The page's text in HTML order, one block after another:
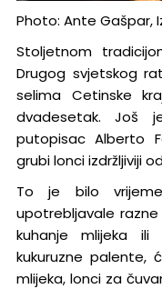
Photo: Ante Gašpar,
Stoljetnom
Drugog svjetskog
selima Cetinske
dvadesetak. Još
putopisac Alberto
grubi lonci izdržljiviji
To je bilo
upotrebljavale
kuhanje mlijeka
kukuruzne palente,
mlijeka, lonci za